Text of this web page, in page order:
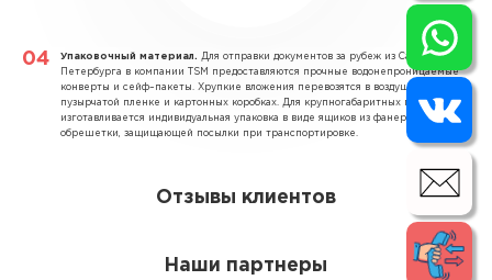
Упаковочный материал.
Для отправки документов за рубеж из Санкт–
Петербурга в компании TSM предоставляются прочные водонепроницаемые
конверты и сейф–пакеты. Хрупкие вложения перевозятся в воздушно–
пузырчатой пленке и картонных коробках. Для крупногабаритных грузов
изготавливается индивидуальная упаковка в виде ящиков из фанеры и
обрешетки, защищающей посылки при транспортировке.
Отзывы клиентов
Наши партнеры